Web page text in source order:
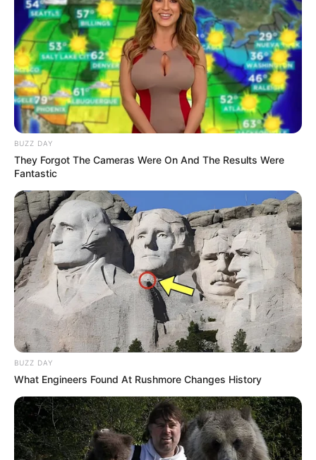
Nggak Selera
10 Pose Manekin Anti
Mainstream yang Konyol
Banget
8 Kata Lucu Seputar Malam
Minggu ala Jomblo yang Bikin
Ngenes
BUZZ DAY
They Forgot The Cameras Were On And The Results Were
Fantastic
BUZZ DAY
What Engineers Found At Rushmore Changes History